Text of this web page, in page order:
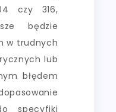
czy 316,
będzie
w trudnych
lub
błędem
specyfiki